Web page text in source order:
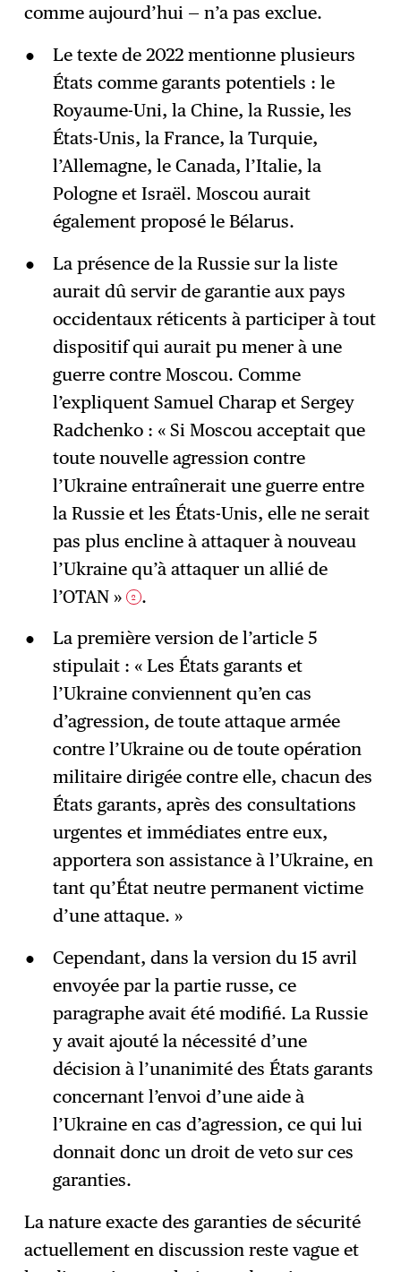
comme aujourd’hui — n’a pas exclue.
Le texte de 2022 mentionne plusieurs
États comme garants potentiels : le
Royaume-Uni, la Chine, la Russie, les
États-Unis, la France, la Turquie,
l’Allemagne, le Canada, l’Italie, la
Pologne et Israël. Moscou aurait
également proposé le Bélarus.
La présence de la Russie sur la liste
aurait dû servir de garantie aux pays
occidentaux réticents à participer à tout
dispositif qui aurait pu mener à une
guerre contre Moscou. Comme
l’expliquent Samuel Charap et Sergey
Radchenko : « Si Moscou acceptait que
toute nouvelle agression contre
l’Ukraine entraînerait une guerre entre
la Russie et les États-Unis, elle ne serait
pas plus encline à attaquer à nouveau
l’Ukraine qu’à attaquer un allié de
l’OTAN »
2 .
La première version de l’article 5
stipulait : « Les États garants et
l’Ukraine conviennent qu’en cas
d’agression, de toute attaque armée
contre l’Ukraine ou de toute opération
militaire dirigée contre elle, chacun des
États garants, après des consultations
urgentes et immédiates entre eux,
apportera son assistance à l’Ukraine, en
tant qu’État neutre permanent victime
d’une attaque. »
Cependant, dans la version du 15 avril
envoyée par la partie russe, ce
paragraphe avait été modifié. La Russie
y avait ajouté la nécessité d’une
décision à l’unanimité des États garants
concernant l’envoi d’une aide à
l’Ukraine en cas d’agression, ce qui lui
donnait donc un droit de veto sur ces
garanties.
La nature exacte des garanties de sécurité
actuellement en discussion reste vague et